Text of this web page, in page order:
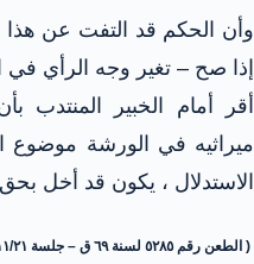
وأن الحكم قد التفت عن هذا
إذا صح – تغير وجه الرأي
أقر أمام الخبير
ميراثيه في الورشة موضوع
الاستدلال ، يكون قد أخل
( الطعن رقم ٥٢٨٥ لسنة ٦٩ ق – جلسة ٢٠٠٠/١١/٢١)